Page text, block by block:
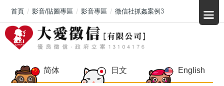
简体 日文 English
首頁 影音/貼圖專區 影音專區 徵信社抓姦案例3